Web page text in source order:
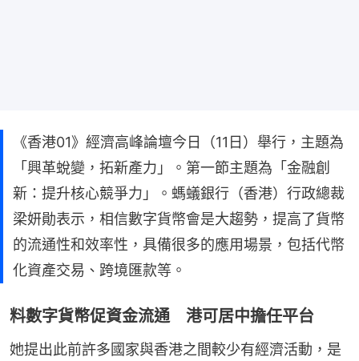
《香港01》經濟高峰論壇今日（11日）舉行，主題為
「興革蛻變，拓新產力」。第一節主題為「金融創
新：提升核心競爭力」。螞蟻銀行（香港）行政總裁
梁妍勛表示，相信數字貨幣會是大趨勢，提高了貨幣
的流通性和效率性，具備很多的應用場景，包括代幣
化資產交易、跨境匯款等。
料數字貨幣促資金流通 港可居中擔任平台
她提出此前許多國家與香港之間較少有經濟活動，是